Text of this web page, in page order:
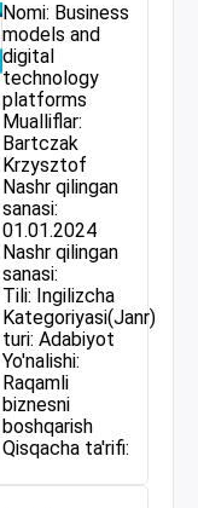
Nomi: Business
models and
digital
technology
platforms
Mualliflar:
Bartczak
Krzysztof
Nashr qilingan
sanasi:
01.01.2024
Nashr qilingan
sanasi:
Tili: Ingilizcha
Kategoriyasi(Janr)
turi: Adabiyot
Yo'nalishi:
Raqamli
biznesni
boshqarish
Qisqacha ta'rifi: